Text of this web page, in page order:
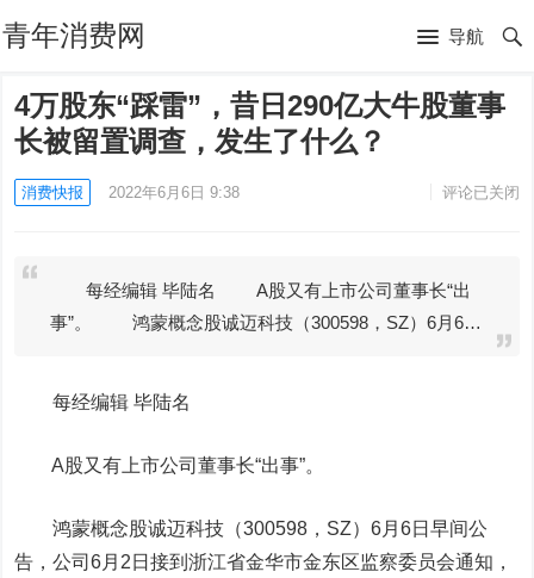
青年消费网 导航
4万股东“踩雷”，昔日290亿大牛股董事
长被留置调查，发生了什么？
消费快报 2022年6月6日 9:38 评论已关闭
每经编辑 毕陆名 A股又有上市公司董事长“出
事”。 鸿蒙概念股诚迈科技（300598，SZ）6月6…
每经编辑 毕陆名
A股又有上市公司董事长“出事”。
鸿蒙概念股诚迈科技 （300598，SZ）6月6日早间公
告，公司6月2日接到浙江省金华市金东区监察委员会通知，